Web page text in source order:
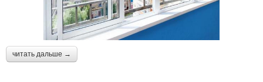
Окна по госту
читать дальше →